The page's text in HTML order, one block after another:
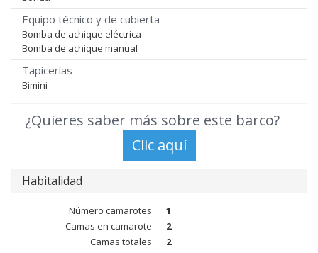
Equipo técnico y de cubierta
Bomba de achique eléctrica
Bomba de achique manual
Tapicerías
Bimini
¿Quieres saber más sobre este barco?
Habitalidad
Número camarotes
1
Camas en camarote
2
Camas totales
2